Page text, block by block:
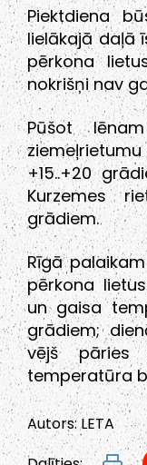
Piektdiena
lielākajā daļā
pērkona
nokrišņi nav
Pūšot
+15..+20
Kurzemes
grādiem.
Rīgā
pērkona
un gaisa
grādiem;
vējš pāries
temperatūra
Autors: LETA